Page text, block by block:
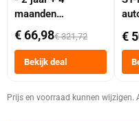
maanden
abonnement
€ 66,98€ 321,72
Bekijk deal
€
Prijs en voorraad kunnen wijzigen.